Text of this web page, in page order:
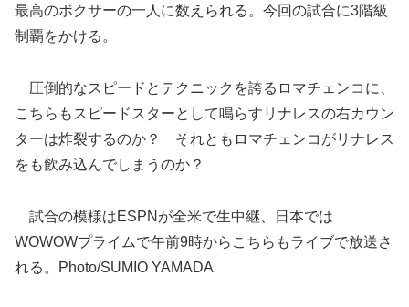
最高のボクサーの一人に数えられる。今回の試合に3階級
制覇をかける。
圧倒的なスピードとテクニックを誇るロマチェンコに、
こちらもスピードスターとして鳴らすリナレスの右カウン
ターは炸裂するのか？ それともロマチェンコがリナレス
をも飲み込んでしまうのか？
試合の模様はESPNが全米で生中継、日本では
WOWOWプライムで午前9時からこちらもライブで放送さ
れる。Photo/SUMIO YAMADA